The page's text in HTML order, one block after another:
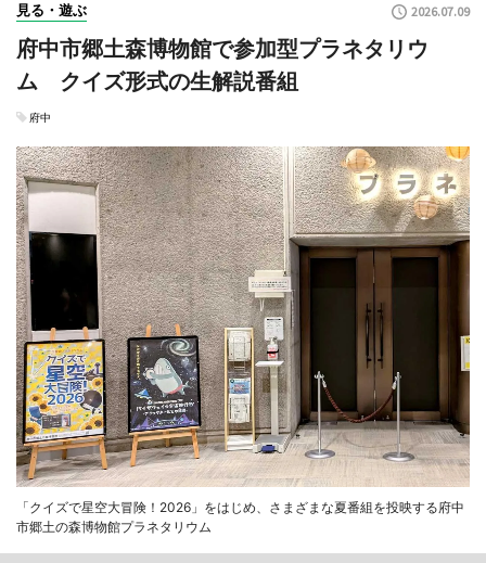
見る・遊ぶ 2026.07.09
府中市郷土森博物館で参加型プラネタリウ
ム クイズ形式の生解説番組
府中
「クイズで星空大冒険！2026」をはじめ、さまざまな夏番組を投映する府中
市郷土の森博物館プラネタリウム